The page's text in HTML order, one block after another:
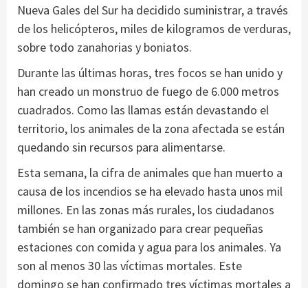
Nueva Gales del Sur ha decidido suministrar, a través
de los helicópteros, miles de kilogramos de verduras,
sobre todo zanahorias y boniatos.
Durante las últimas horas, tres focos se han unido y
han creado un monstruo de fuego de 6.000 metros
cuadrados. Como las llamas están devastando el
territorio, los animales de la zona afectada se están
quedando sin recursos para alimentarse.
Esta semana, la cifra de animales que han muerto a
causa de los incendios se ha elevado hasta unos mil
millones. En las zonas más rurales, los ciudadanos
también se han organizado para crear pequeñas
estaciones con comida y agua para los animales. Ya
son al menos 30 las víctimas mortales. Este
domingo se han confirmado tres víctimas mortales a